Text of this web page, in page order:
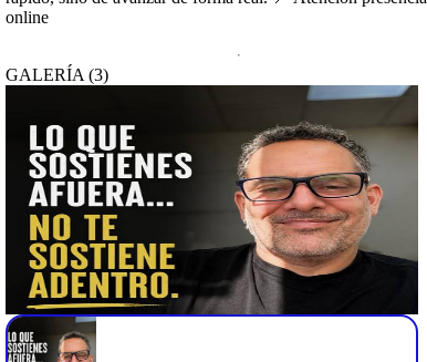
online
GALERÍA (3)